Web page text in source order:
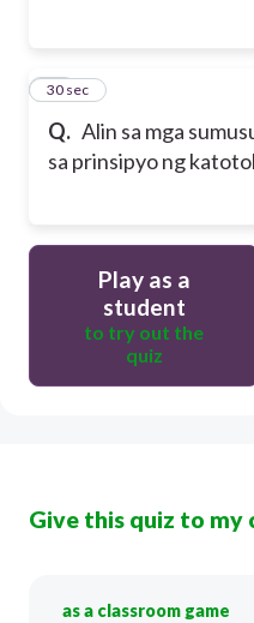
Q. Alin sa mga
sa prinsipyo ng
40
30 sec
Play as a
student
to try out the
quiz
Give this quiz to my
as a classroom game